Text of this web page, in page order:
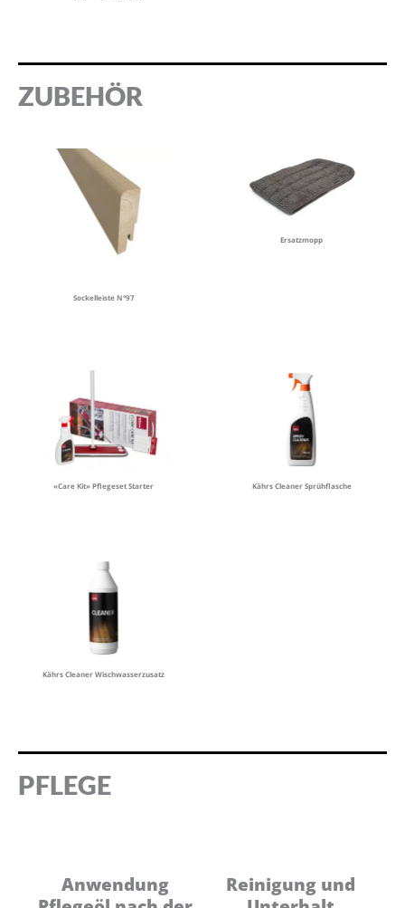
ZUBEHÖR
Sockelleiste N°97
Ersatzmopp
«Care Kit» Pflegeset Starter Kährs Cleaner Sprühflasche
Kährs Cleaner Wischwasserzusatz
PFLEGE
Anwendung
Reinigung und